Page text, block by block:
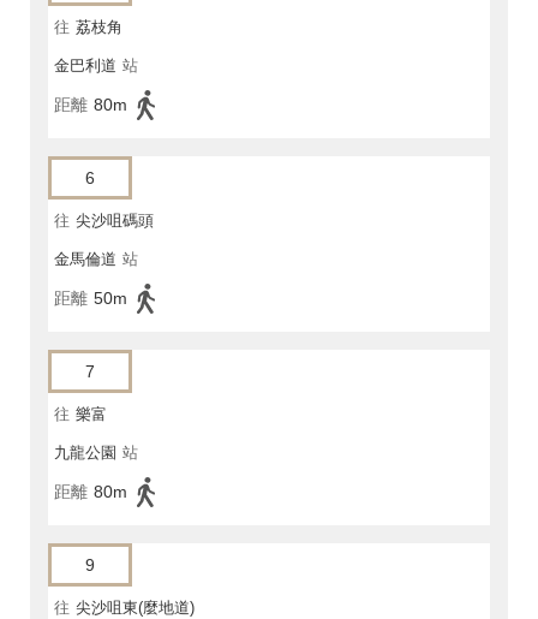
往 荔枝角
金巴利道 站
距離 80m
6
往 尖沙咀碼頭
金馬倫道 站
距離 50m
7
往 樂富
九龍公園 站
距離 80m
9
往 尖沙咀東(麼地道)